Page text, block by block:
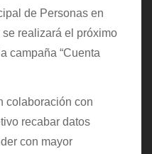
de Personas en
realizará el próximo
campaña “Cuenta
colaboración con
recabar datos
con mayor